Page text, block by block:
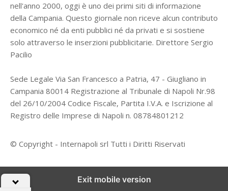
nell'anno 2000, oggi è uno dei primi siti di informazione
della Campania. Questo giornale non riceve alcun contributo
economico né da enti pubblici né da privati e si sostiene
solo attraverso le inserzioni pubblicitarie. Direttore Sergio
Pacilio
Sede Legale Via San Francesco a Patria, 47 - Giugliano in
Campania 80014 Registrazione al Tribunale di Napoli Nr.98
del 26/10/2004 Codice Fiscale, Partita I.V.A. e Iscrizione al
Registro delle Imprese di Napoli n. 08784801212
© Copyright - Internapoli srl Tutti i Diritti Riservati
Exit mobile version